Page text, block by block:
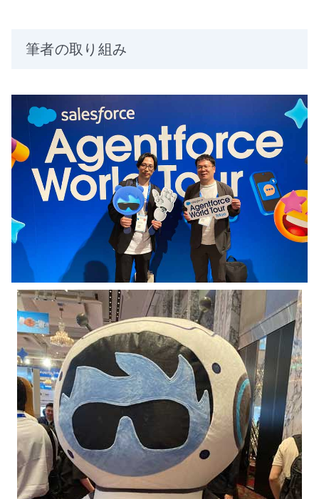
筆者の取り組み